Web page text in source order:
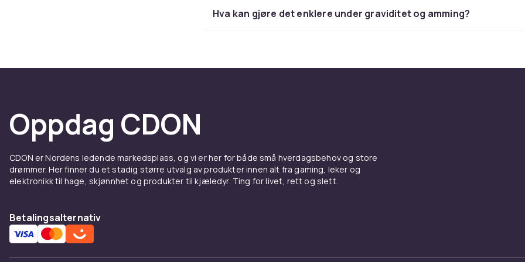
Etter hvert som barn blir eldre, endrer behovene deres seg. Vi har
begynnelsen på minner. En tanke som føles, både nå og langt inn i
Babyprodukter og babytilbehør – alt
Hva kan gjøre det enklere under graviditet og amming?
Oppdag CDON
CDON er Nordens ledende markedsplass, og vi er her for både små hverdagsbehov og store
drømmer. Her finner du et stadig større utvalg av produkter innen alt fra gaming, leker og
elektronikk til hage, skjønnhet og produkter til kjæledyr. Ting for livet, rett og slett.
Betalingsalternativ